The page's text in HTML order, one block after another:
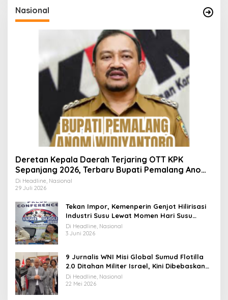
Nasional
Deretan Kepala Daerah Terjaring OTT KPK
Sepanjang 2026, Terbaru Bupati Pemalang Anom
Widiyantoro
Di Headline, Nasional
29 Juli 2026
Tekan Impor, Kemenperin Genjot Hilirisasi
Industri Susu Lewat Momen Hari Susu
Nusantara 2026
Di Headline, Nasional
3 Juni 2026
9 Jurnalis WNI Misi Global Sumud Flotilla
2.0 Ditahan Militer Israel, Kini Dibebaskan
dan Dievakuasi ke Istanbul
Di Headline, Nasional
22 Mei 2026